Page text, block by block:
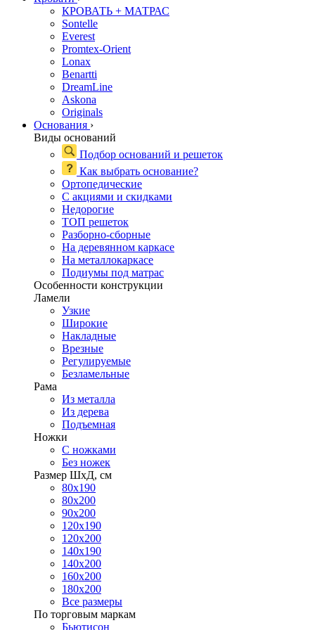
КРОВАТЬ + МАТРАС
Sontelle
Everest
Promtex-Orient
Lonax
Benartti
DreamLine
Askona
Originals
Основания ›
Виды оснований
Подбор оснований и решеток
Как выбрать основание?
Ортопедические
С акциями и скидками
Недорогие
ТОП решеток
Разборно-сборные
На деревянном каркасе
На металлокаркасе
Подиумы под матрас
Особенности конструкции
Ламели
Узкие
Широкие
Накладные
Врезные
Регулируемые
Безламельные
Рама
Из металла
Из дерева
Подъемная
Ножки
С ножками
Без ножек
Размер ШхД, см
80х190
80х200
90х200
120х190
120х200
140х190
140х200
160х200
180х200
Все размеры
По торговым маркам
Бьютисон